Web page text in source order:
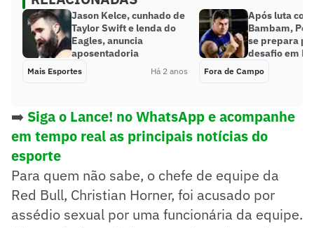
Jason Kelce, cunhado de
Taylor Swift e lenda do
Eagles, anuncia
aposentadoria
Mais Esportes Há 2 anos
Após luta
Bambam,
se prepara
desafio em
Fora de Campo
➡️ Siga o Lance! no WhatsApp e acompanhe
em tempo real as principais notícias do
esporte
Para quem não sabe, o chefe de equipe da
Red Bull, Christian Horner, foi acusado por
assédio sexual por uma funcionária da equipe.